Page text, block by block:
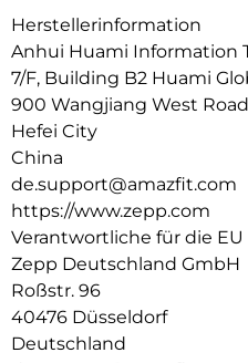
Ready for Anything:
Der Rahmen und die
sind so konstruiert, dass sie
Feuchtigkeit, Stöße und
somit sind Sie für jede
vorgenommen haben.
Up to 27 Days of Battery Life:
Längere Abenteuer mit einer
Wochen bei typischer
Stunden ununterbrochene
Herstellerinformation
Anhui Huami Information
7/F, Building B2 Huami
900 Wangjiang West
Hefei City
China
de.support@amazfit.com
https://www.zepp.com
Verantwortliche für die EU
Zepp Deutschland GmbH
Roßstr. 96
40476 Düsseldorf
Deutschland